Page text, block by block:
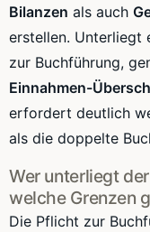
Bilanzen als auch
erstellen. Unterliegt
zur Buchführung,
Einnahmen-
erfordert deutlich
als die doppelte
Wer unterliegt
welche Grenzen
Die Pflicht zur